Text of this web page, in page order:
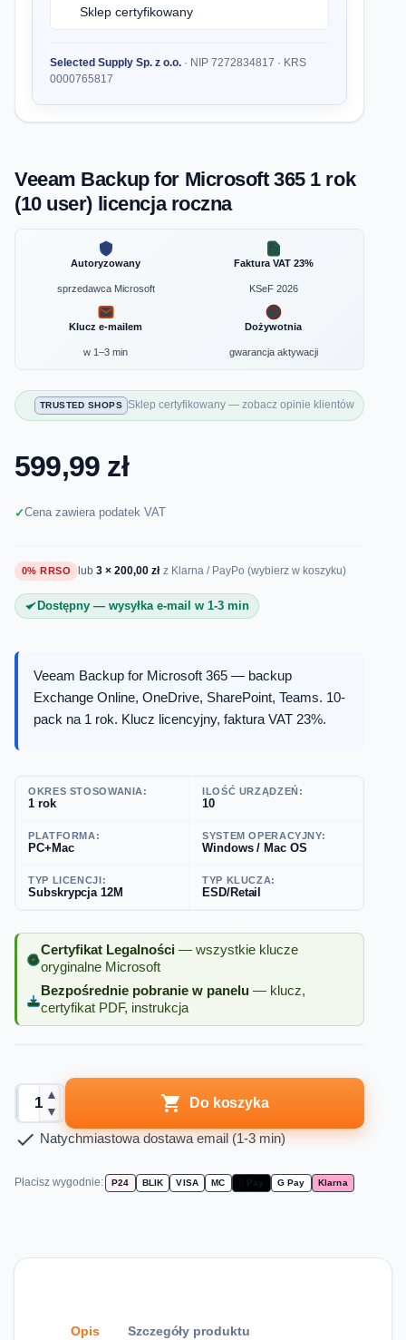
Sklep certyfikowany
Selected Supply Sp. z o.o. · NIP 7272834817 · KRS
0000765817
Veeam Backup for Microsoft 365 1 rok
(10 user) licencja roczna
599,99 zł
Cena zawiera podatek VAT
0% RRSO lub3 × 200,00 zł z Klarna / PayPo (wybierz w koszyku)
Dostępny — wysyłka e-mail w 1-3 min
Autoryzowany
sprzedawca Microsoft
Faktura VAT 23%
KSeF 2026
Klucz e-mailem
w 1–3 min
Dożywotnia
gwarancja aktywacji
TRUSTED SHOPS Sklep certyfikowany — zobacz opinie klientów
Certyfikat Legalności — wszystkie klucze
oryginalne Microsoft
Bezpośrednie pobranie w panelu — klucz,
certyfikat PDF, instrukcja
OKRES STOSOWANIA:
1 rok
ILOŚĆ URZĄDZEŃ:
10
PLATFORMA:
PC+Mac
SYSTEM OPERACYJNY:
Windows / Mac OS
TYP LICENCJI:
Subskrypcja 12M
TYP KLUCZA:
ESD/Retail
▲
▼
 Do koszyka
 Natychmiastowa dostawa email (1-3 min)
Płacisz wygodnie: P24 BLIK VISA MC  Pay G Pay Klarna
Veeam Backup for Microsoft 365 — backup
Exchange Online, OneDrive, SharePoint, Teams. 10-
pack na 1 rok. Klucz licencyjny, faktura VAT 23%.
Opis Szczegóły produktu